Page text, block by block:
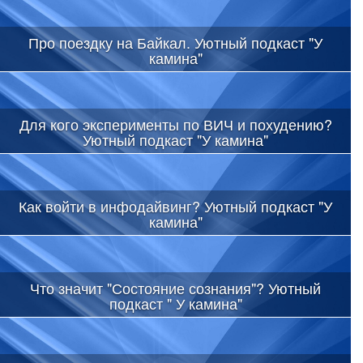
Про поездку на Байкал. Уютный подкаст "У
камина"
Для кого эксперименты по ВИЧ и похудению?
Уютный подкаст "У камина"
Как войти в инфодайвинг? Уютный подкаст "У
камина"
Что значит "Состояние сознания"? Уютный
подкаст " У камина"